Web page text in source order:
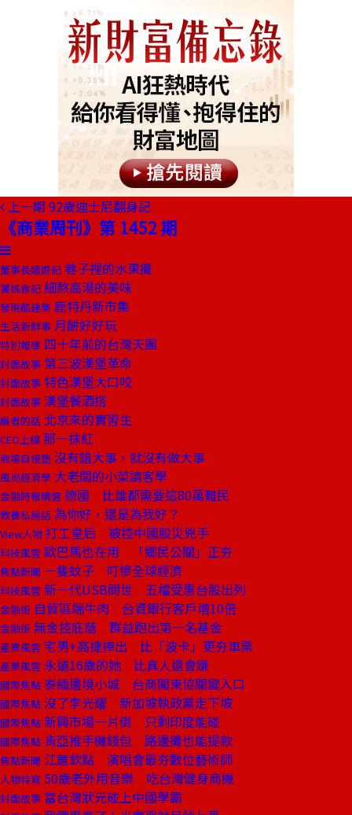
上一期 92歲迪士尼翻身記
《商業周刊》第 1452 期
董事長嬉遊記 巷子裡的水果攤
饕姊食記 細熬高湯的美味
發現酷建築 鹿特丹新市集
生活新鮮事 月餅好好玩
特別報導 四十年前的台灣天團
封面故事 第三波漢堡革命
封面故事 特色漢堡大口咬
封面故事 漢堡餐酒搭
編者的話 北京來的實習生
CEO上線 那一抹紅
商場自慢塾 沒有錯大事，就沒有做大事
風尚經濟學 大老闆的小菜請客學
金融時報精選 德國 比誰都需要這80萬難民
教養私房話 為你好，還是為我好？
View人物 打工皇后 被控中國股災兇手
科技風雲 歐巴馬也在用 「鄉民公關」正夯
焦點新聞 一隻蚊子 叮慘全球經濟
科技風雲 新一代USB問世 五檔受惠台股出列
金融街 自貿區端牛肉 台資銀行客戶增10倍
金融街 無金控庇蔭 群益跑出第一名基金
產業風雲 宅男+高捷捧出 比「波卡」更夯車票
產業風雲 永遠16歲的她 比真人還會賺
國際焦點 泰緬邊境小城 台商闖東協關鍵入口
國際焦點 沒了李光耀 新加坡執政黨走下坡
國際焦點 新興市場一片倒 只剩印度能碰
國際焦點 肯亞推手機錢包 路邊攤也能提款
焦點新聞 江蕙欽點 演唱會最夯數位藝術師
人物特寫 50歲老外用音樂 吃台灣健身商機
封面故事 當台灣狀元碰上中國學霸